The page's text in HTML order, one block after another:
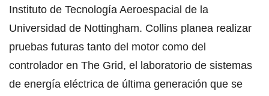
Instituto de Tecnología Aeroespacial de la
Universidad de Nottingham. Collins planea realizar
pruebas futuras tanto del motor como del
controlador en The Grid, el laboratorio de sistemas
de energía eléctrica de última generación que se